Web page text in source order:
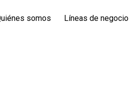
somos Líneas de negocio